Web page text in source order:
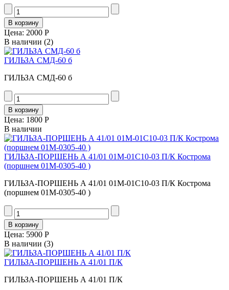
Цена: 2000 Р
В наличии (2)
ГИЛЬЗА СМД-60 б
ГИЛЬЗА СМД-60 б
Цена: 1800 Р
В наличии
ГИЛЬЗА-ПОРШЕНЬ А 41/01 01М-01С10-03 П/К Кострома
(поршнем 01М-0305-40 )
ГИЛЬЗА-ПОРШЕНЬ А 41/01 01М-01С10-03 П/К Кострома
(поршнем 01М-0305-40 )
Цена: 5900 Р
В наличии (3)
ГИЛЬЗА-ПОРШЕНЬ А 41/01 П/К
ГИЛЬЗА-ПОРШЕНЬ А 41/01 П/К